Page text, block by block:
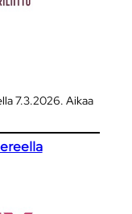
7.3.2026. Aikaa